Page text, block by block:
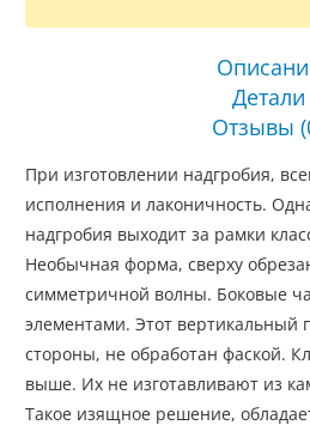
Детали
Отзывы
При изготовлении надгробия,
исполнения и лаконичность.
надгробия выходит за рамки
Необычная форма, сверху
симметричной волны. Боковые
элементами. Этот вертикальный
стороны, не обработан фаской.
выше. Их не изготавливают из
Такое изящное решение,